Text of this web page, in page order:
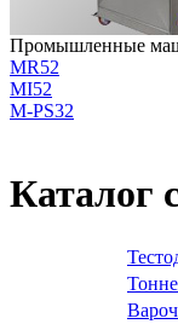
Промышленные
MR52
MI52
M-PS32
Каталог